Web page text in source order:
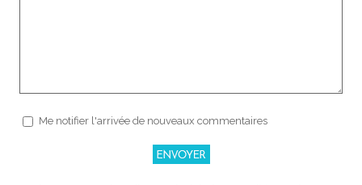
Me notifier l'arrivée de nouveaux commentaires